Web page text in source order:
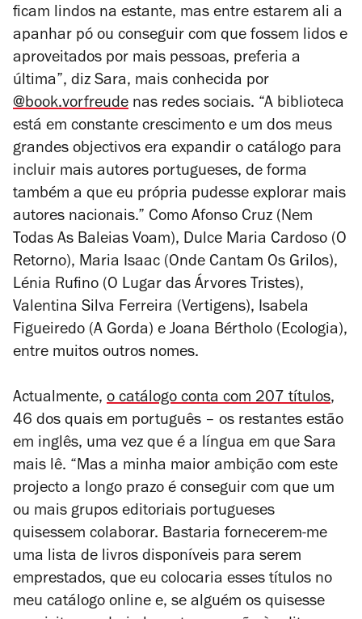
ficam lindos na estante, mas entre estarem ali a
apanhar pó ou conseguir com que fossem lidos e
aproveitados por mais pessoas, preferia a
última”, diz Sara, mais conhecida por
@book.vorfreude nas redes sociais. “A biblioteca
está em constante crescimento e um dos meus
grandes objectivos era expandir o catálogo para
incluir mais autores portugueses, de forma
também a que eu própria pudesse explorar mais
autores nacionais.” Como Afonso Cruz (Nem
Todas As Baleias Voam), Dulce Maria Cardoso (O
Retorno), Maria Isaac (Onde Cantam Os Grilos),
Lénia Rufino (O Lugar das Árvores Tristes),
Valentina Silva Ferreira (Vertigens), Isabela
Figueiredo (A Gorda) e Joana Bértholo (Ecologia),
entre muitos outros nomes.
Actualmente, o catálogo conta com 207 títulos,
46 dos quais em português – os restantes estão
em inglês, uma vez que é a língua em que Sara
mais lê. “Mas a minha maior ambição com este
projecto a longo prazo é conseguir com que um
ou mais grupos editoriais portugueses
quisessem colaborar. Bastaria fornecerem-me
uma lista de livros disponíveis para serem
emprestados, que eu colocaria esses títulos no
meu catálogo online e, se alguém os quisesse